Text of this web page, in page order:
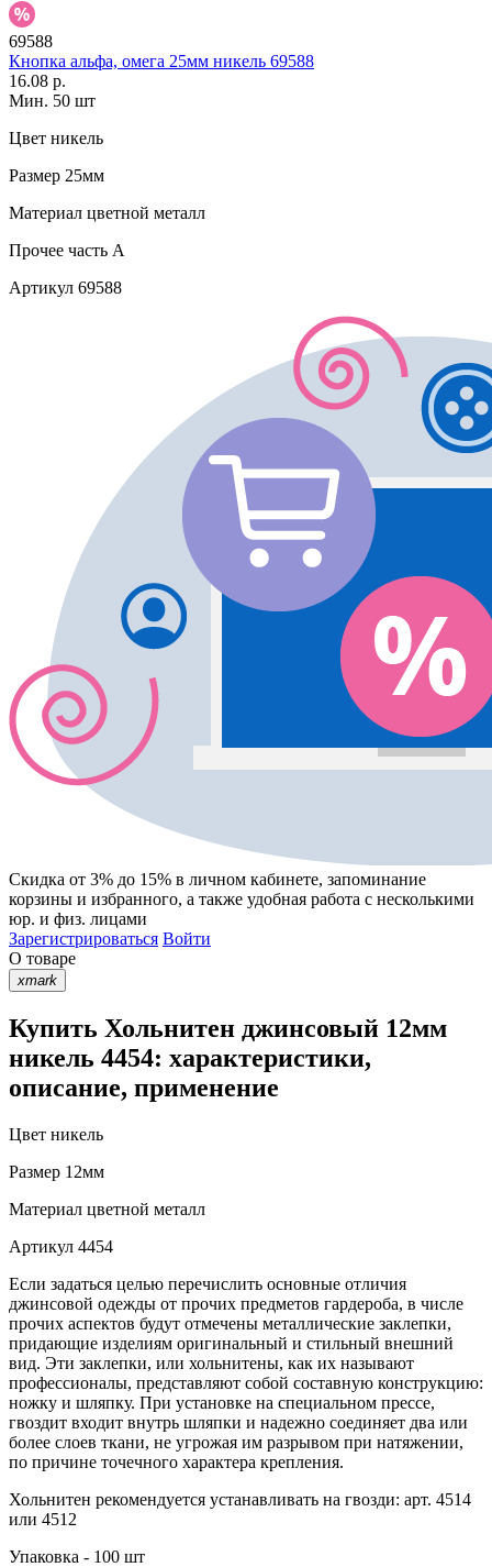
69588
Кнопка альфа, омега 25мм никель 69588
16.08 р.
Мин. 50 шт
Цвет никель
Размер 25мм
Материал цветной металл
Прочее часть A
Артикул 69588
Скидка от 3% до 15% в личном кабинете, запоминание
корзины и избранного, а также удобная работа с несколькими
юр. и физ. лицами
Зарегистрироваться Войти
О товаре
xmark
Купить Хольнитен джинсовый 12мм
никель 4454: характеристики,
описание, применение
Цвет никель
Размер 12мм
Материал цветной металл
Артикул 4454
Если задаться целью перечислить основные отличия
джинсовой одежды от прочих предметов гардероба, в числе
прочих аспектов будут отмечены металлические заклепки,
придающие изделиям оригинальный и стильный внешний
вид. Эти заклепки, или хольнитены, как их называют
профессионалы, представляют собой составную конструкцию:
ножку и шляпку. При установке на специальном прессе,
гвоздит входит внутрь шляпки и надежно соединяет два или
более слоев ткани, не угрожая им разрывом при натяжении,
по причине точечного характера крепления.
Хольнитен рекомендуется устанавливать на гвозди: арт. 4514
или 4512
Упаковка - 100 шт